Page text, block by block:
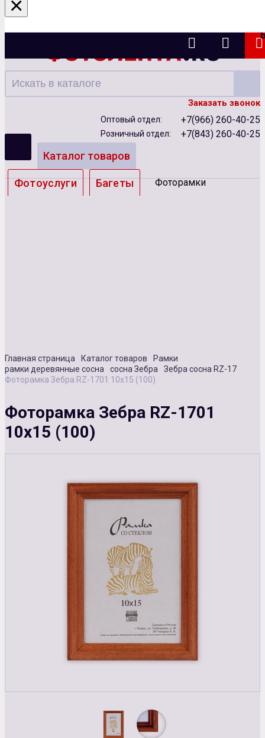
Казань
Заказать звонок
Оптовый отдел: +7(966) 260-40-25
Розничный отдел: +7(843) 260-40-25
Каталог товаров
Фотоуслуги Багеты Фоторамки
Главная страница Каталог товаров
Рамки
рамки деревянные сосна
сосна Зебра
Зебра сосна RZ-17
Фоторамка Зебра RZ-1701 10х15 (100)
Фоторамка Зебра RZ-1701
10х15 (100)
×